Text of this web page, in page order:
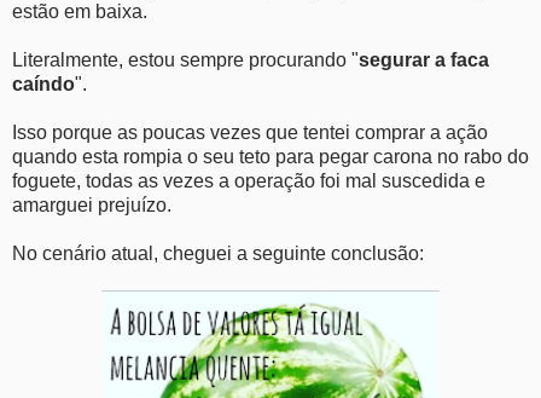
estão em baixa.
Literalmente, estou sempre procurando "segurar a faca
caíndo".
Isso porque as poucas vezes que tentei comprar a ação
quando esta rompia o seu teto para pegar carona no rabo do
foguete, todas as vezes a operação foi mal suscedida e
amarguei prejuízo.
No cenário atual, cheguei a seguinte conclusão: